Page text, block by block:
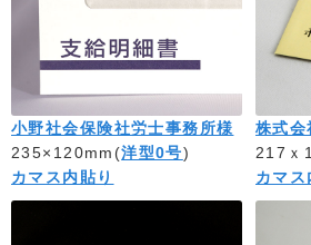
小野社会保険社労士事務所様
235×120mm(洋型0号)
カマス内貼り
株式
217ｘ
カマス